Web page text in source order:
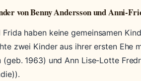
von Benny Andersson und Anni-
Frida haben keine gemeinsamen
zwei Kinder aus ihrer ersten Ehe
(geb. 1963) und Ann Lise-Lotte